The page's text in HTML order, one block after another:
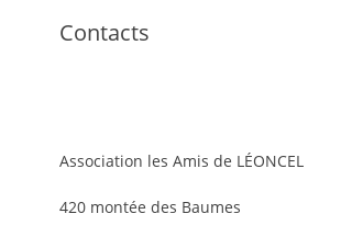
Contacts
Association les Amis de LÉONCEL
420 montée des Baumes